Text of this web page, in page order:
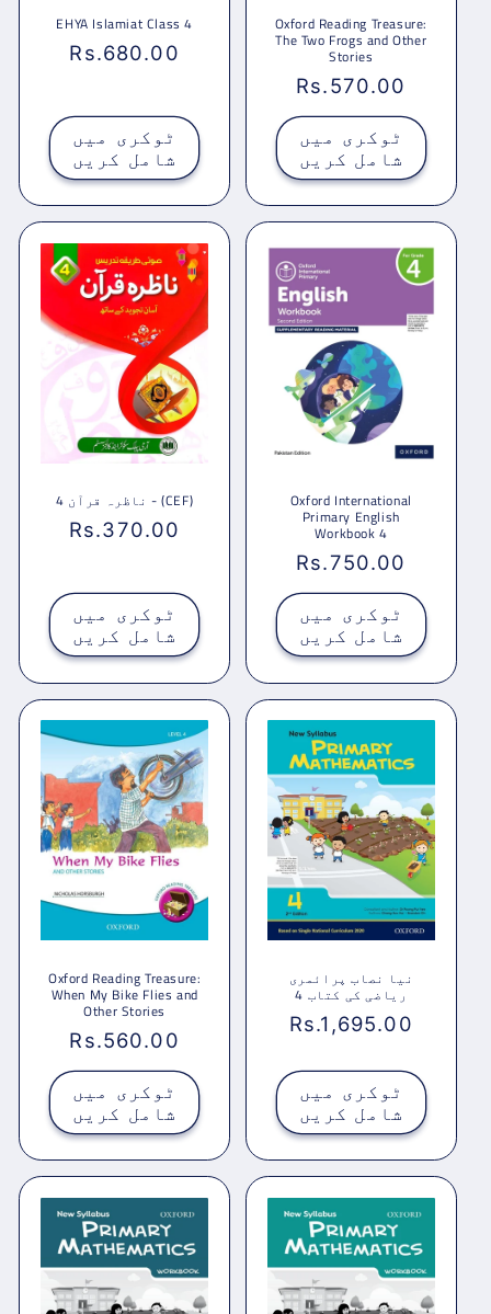
EHYA Islamiat Class 4
باقاعدہ
Rs.680.00
ٹوکری میں
شامل کریں
Oxford Reading Treasure:
The Two Frogs and Other
Stories
باقاعدہ
قیمت
Rs.570.00
ٹوکری میں
شامل کریں
ناظرہ قرآن 4 - (CEF)
باقاعدہ
Rs.370.00
ٹوکری میں
شامل کریں
Oxford International
Primary English
Workbook 4
باقاعدہ
قیمت
Rs.750.00
ٹوکری میں
شامل کریں
Oxford Reading Treasure:
When My Bike Flies and
Other Stories
باقاعدہ
قیمت
Rs.560.00
ٹوکری میں
شامل کریں
نیا نصاب پرائمری
ریاضی کی کتاب 4
باقاعدہ
Rs.1,695.00
ٹوکری میں
شامل کریں